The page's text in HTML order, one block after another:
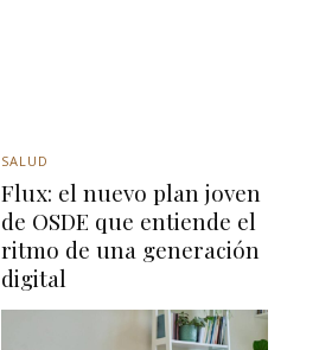
SALUD
Flux: el nuevo plan joven
de OSDE que entiende el
ritmo de una generación
digital